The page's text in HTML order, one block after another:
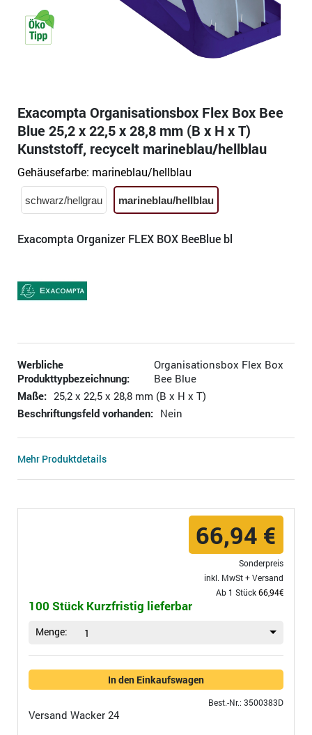
Exacompta Organisationsbox Flex Box Bee
Blue 25,2 x 22,5 x 28,8 mm (B x H x T)
Kunststoff, recycelt marineblau/hellblau
Gehäusefarbe: marineblau/hellblau
schwarz/hellgrau marineblau/hellblau
Exacompta Organizer FLEX BOX BeeBlue bl
Werbliche
Produkttypbezeichnung:
Organisationsbox Flex Box
Bee Blue
Maße: 25,2 x 22,5 x 28,8 mm (B x H x T)
Beschriftungsfeld vorhanden: Nein
Mehr Produktdetails
66,94 €
Sonderpreis
inkl. MwSt +Versand
Ab 1 Stück66,94€
100 Stück Kurzfristig lieferbar
Menge: 1
In den Einkaufswagen
Best.-Nr.: 3500383D
Versand Wacker 24